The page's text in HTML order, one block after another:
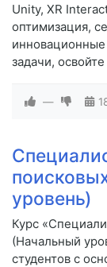
Unity, XR
оптимизация,
задачи,
—
уровень)
Курс
(Начальный
студентов с